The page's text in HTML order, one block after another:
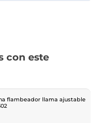
con este
flambeador llama ajustable